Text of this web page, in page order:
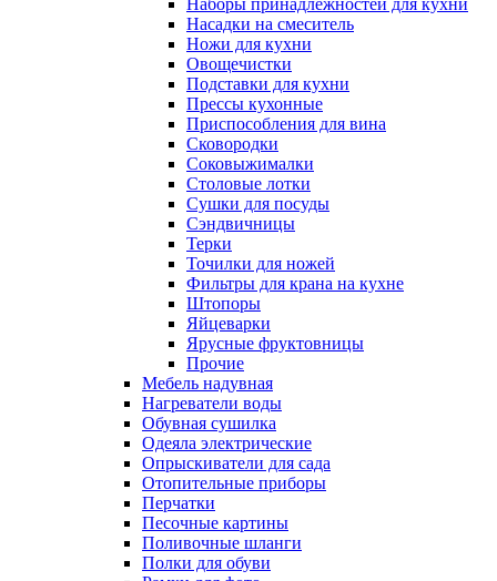
Наборы принадлежностей для кухни
Насадки на смеситель
Ножи для кухни
Овощечистки
Подставки для кухни
Прессы кухонные
Приспособления для вина
Сковородки
Соковыжималки
Столовые лотки
Сушки для посуды
Сэндвичницы
Терки
Точилки для ножей
Фильтры для крана на кухне
Штопоры
Яйцеварки
Ярусные фруктовницы
Прочие
Мебель надувная
Нагреватели воды
Обувная сушилка
Одеяла электрические
Опрыскиватели для сада
Отопительные приборы
Перчатки
Песочные картины
Поливочные шланги
Полки для обуви